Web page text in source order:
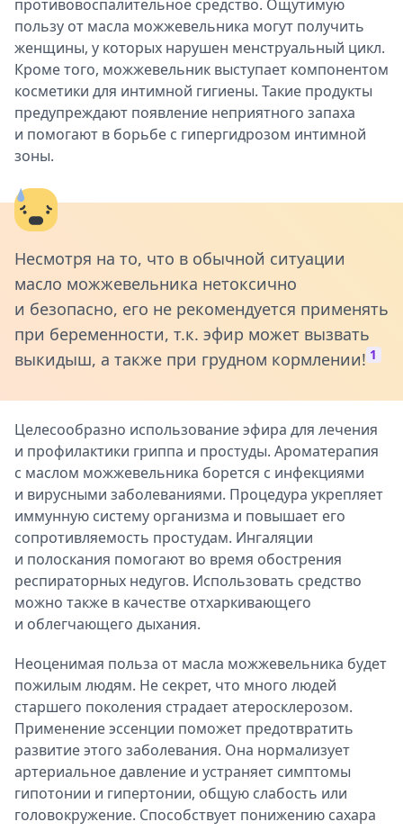
противовоспалительное средство. Ощутимую
пользу от масла можжевельника могут получить
женщины, у которых нарушен менструальный цикл.
Кроме того, можжевельник выступает компонентом
косметики для интимной гигиены. Такие продукты
предупреждают появление неприятного запаха
и помогают в борьбе с гипергидрозом интимной
зоны.
Несмотря на то, что в обычной ситуации
масло можжевельника нетоксично
и безопасно, его не рекомендуется применять
при беременности, т.к. эфир может вызвать
выкидыш, а также при грудном кормлении! 1
Целесообразно использование эфира для лечения
и профилактики гриппа и простуды. Ароматерапия
с маслом можжевельника борется с инфекциями
и вирусными заболеваниями. Процедура укрепляет
иммунную систему организма и повышает его
сопротивляемость простудам. Ингаляции
и полоскания помогают во время обострения
респираторных недугов. Использовать средство
можно также в качестве отхаркивающего
и облегчающего дыхания.
Неоценимая польза от масла можжевельника будет
пожилым людям. Не секрет, что много людей
старшего поколения страдает атеросклерозом.
Применение эссенции поможет предотвратить
развитие этого заболевания. Она нормализует
артериальное давление и устраняет симптомы
гипотонии и гипертонии, общую слабость или
головокружение. Способствует понижению сахара